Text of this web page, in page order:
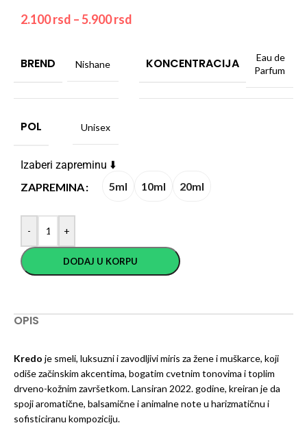
2.100rsd –5.900rsd
BREND Nishane KONCENTRACIJA
Eau de
Parfum
POL Unisex
Izaberi zapreminu ⬇️
ZAPREMINA
5ml 10ml 20ml
- +
DODAJ U KORPU
OPIS
Kredo je smeli, luksuzni i zavodljivi miris za žene i muškarce, koji
odiše začinskim akcentima, bogatim cvetnim tonovima i toplim
drveno-kožnim završetkom. Lansiran 2022. godine, kreiran je da
spoji aromatične, balsamične i animalne note u harizmatičnu i
sofisticiranu kompoziciju.